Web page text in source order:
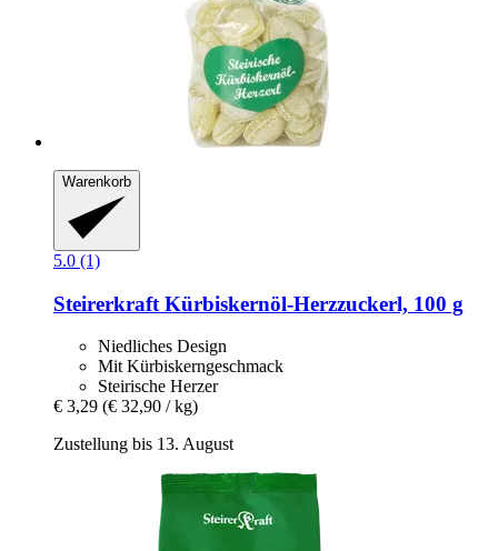
Warenkorb
5.0 (1)
Steirerkraft Kürbiskernöl-​Herzzuckerl, 100 g
Niedliches Design
Mit Kürbiskerngeschmack
Steirische Herzer
€ 3,29 (€ 32,90 / kg)
Zustellung bis 13. August